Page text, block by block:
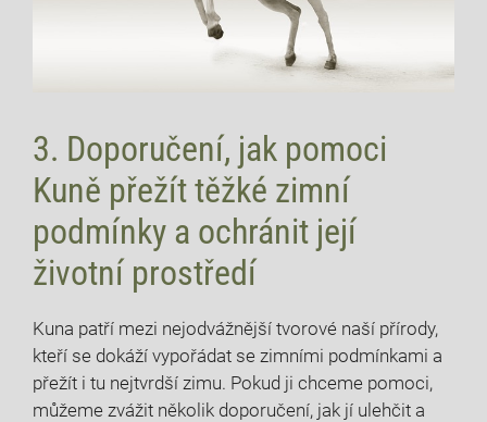
3. Doporučení, jak pomoci
Kuně přežít těžké zimní
podmínky a ochránit její
životní prostředí
Kuna patří mezi nejodvážnější tvorové naší přírody,
kteří se dokáží vypořádat se zimními podmínkami a
přežít i tu nejtvrdší zimu. Pokud ji chceme pomoci,
můžeme zvážit několik doporučení, jak jí ulehčit a